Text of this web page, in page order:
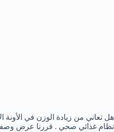
هل تعاني من زيادة الوزن في الأونة
نظام غذائي صحي . قررنا عرض